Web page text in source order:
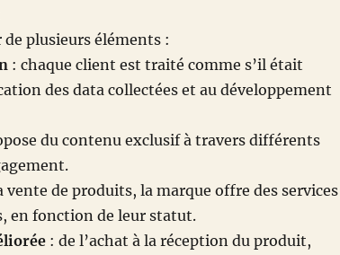
plusieurs éléments :
: chaque client est traité comme s’il était
des data collectées et au développement
du contenu exclusif à travers différents
de produits, la marque offre des services
en fonction de leur statut.
: de l’achat à la réception du produit,